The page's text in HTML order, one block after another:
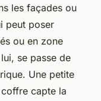
les façades ou
peut poser
ou en zone
se passe de
Une petite
capte la